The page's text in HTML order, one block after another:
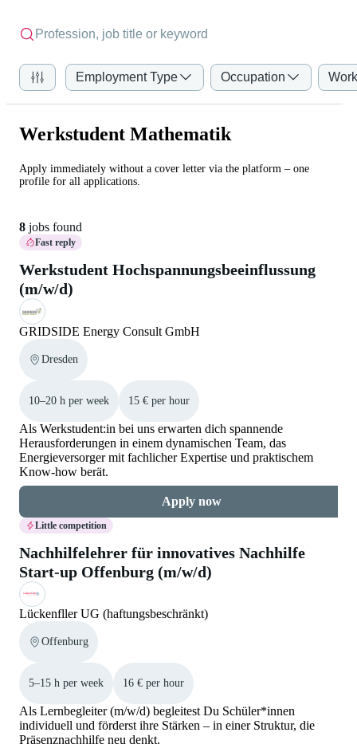
Employment Type Occupation
Werkstudent Mathematik
Apply immediately without a cover letter via the platform – one
profile for all applications.
8 jobs found
Fast reply
Werkstudent Hochspannungsbeeinflussung
(m/w/d)
GRIDSIDE Energy Consult GmbH
Dresden
10–20 h per week 15 € per hour
Als Werkstudent:in bei uns erwarten dich spannende
Herausforderungen in einem dynamischen Team, das
Energieversorger mit fachlicher Expertise und praktischem
Know-how berät.
Apply now
Little competition
Nachhilfelehrer für innovatives Nachhilfe
Start-up Offenburg (m/w/d)
Lückenfller UG (haftungsbeschränkt)
Offenburg
5–15 h per week 16 € per hour
Als Lernbegleiter (m/w/d) begleitest Du Schüler*innen
individuell und förderst ihre Stärken – in einer Struktur, die
Präsenznachhilfe neu denkt.